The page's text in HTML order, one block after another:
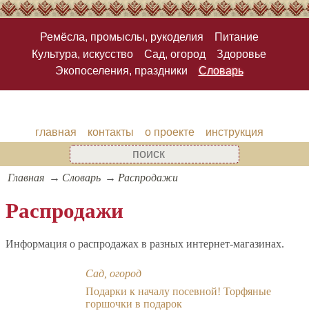
Ремёсла, промыслы, рукоделия
Питание
Культура, искусство
Сад, огород
Здоровье
Экопоселения, праздники
Словарь
главная контакты о проекте инструкция
Главная Словарь Распродажи
Распродажи
Информация о распродажах в разных интернет-магазинах.
Сад, огород
Подарки к началу посевной! Торфяные
горшочки в подарок